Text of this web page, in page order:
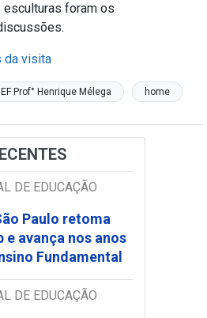
esculturas foram os
da visita
Prof° Henrique Mélega home
DE EDUCAÇÃO
Paulo retoma
avança nos anos
Fundamental
DE EDUCAÇÃO